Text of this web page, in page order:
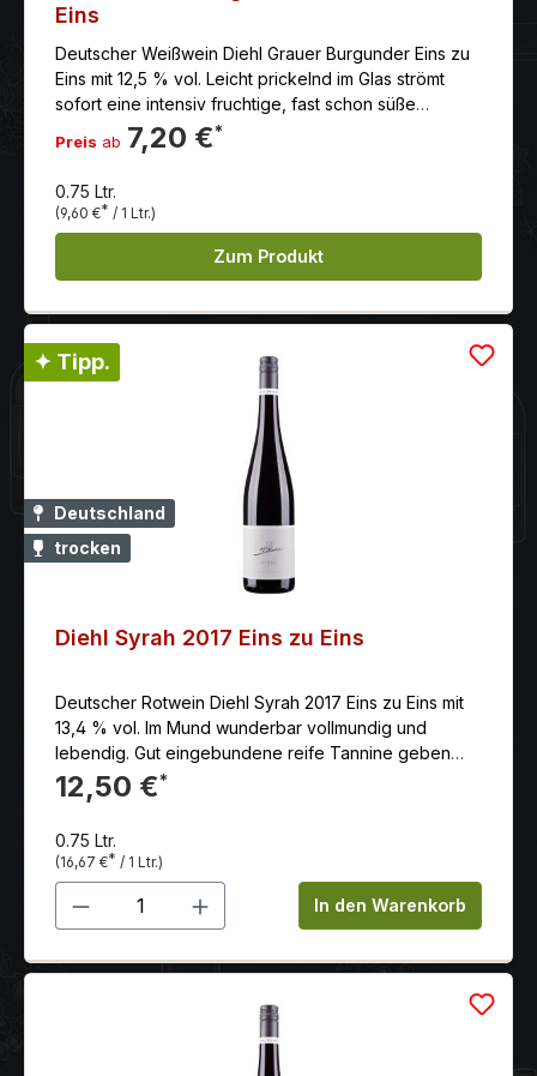
Eins
Deutscher Weißwein Diehl Grauer Burgunder Eins zu
Eins mit 12,5 % vol. Leicht prickelnd im Glas strömt
sofort eine intensiv fruchtige, fast schon süße
Birnennote in die Nase. Begleitet von einer zart
nussigen Röstaromatik, schließt sich im Hintergrund
Preis ab 7,20 €*
0.75 Ltr.
(9,60 €* / 1 Ltr.)
Zum Produkt
✦ Tipp.
Deutschland
trocken
Diehl Syrah 2017 Eins zu Eins
Deutscher Rotwein Diehl Syrah 2017 Eins zu Eins mit
13,4 % vol. Im Mund wunderbar vollmundig und
lebendig. Gut eingebundene reife Tannine geben
dem Syrah eine ordentliche Struktur. Hinter seiner
würzigen Beerenfrucht kommt viel Saftigkeit, die in
endet.
12,50 €*
0.75 Ltr.
(16,67 €* / 1 Ltr.)
Produkt Anzahl: Gib denIn den Warenkorb